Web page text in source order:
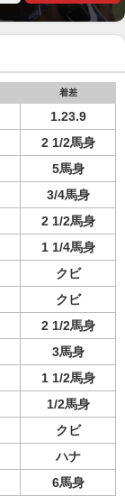
着差
1.23.9
2 1/2馬身
5馬身
3/4馬身
2 1/2馬身
1 1/4馬身
クビ
クビ
2 1/2馬身
3馬身
1 1/2馬身
1/2馬身
クビ
ハナ
6馬身